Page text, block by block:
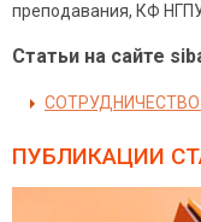
преподавания, КФ
Статьи на сайте
ПУБЛИКАЦИИ